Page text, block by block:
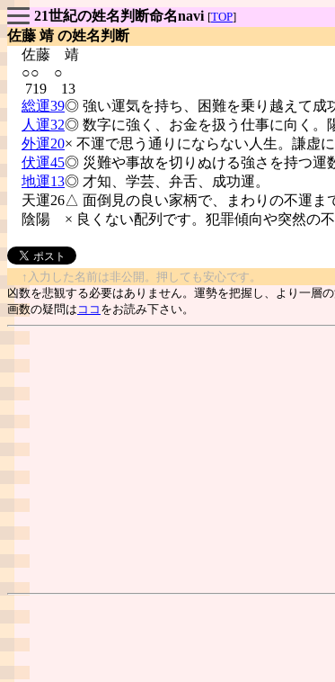
21世紀の姓名判断命名navi [TOP]
佐藤 靖 の姓名判断
佐藤 靖
○○ ○
719 13
総運39◎ 強い運気を持ち、困難を乗り越えて成
人運32◎ 数字に強く、お金を扱う仕事に向く。
外運20× 不運で思う通りにならない人生。謙虚
伏運45◎ 災難や事故を切りぬける強さを持つ運
地運13◎ 才知、学芸、弁舌、成功運。
天運26△ 面倒見の良い家柄で、まわりの不運ま
陰陽 × 良くない配列です。犯罪傾向や突然の
↑入力した名前は非公開。押しても安心です。
凶数を悲観する必要はありません。運勢を把握し、より一層
画数の疑問は ココ をお読み下さい。